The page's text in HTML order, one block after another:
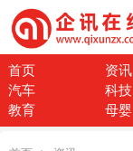
首页 资讯
汽车
科技
教育
母婴